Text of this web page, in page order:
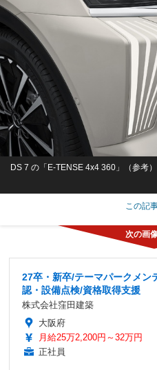
DS 7 の「E-TENSE 4x4 360」（参考）
この記
27卒・新卒/テーマパークメン
認・設備点検/資格取得支援
株式会社窪田建築
大阪府
月給25万2,200円～32万円
正社員